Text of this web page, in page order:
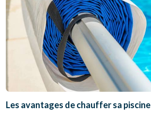
Les avantages de chauffer sa piscine